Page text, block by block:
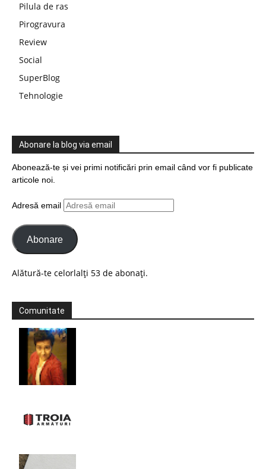
Pilula de ras
Pirogravura
Review
Social
SuperBlog
Tehnologie
Abonare la blog via email
Abonează-te și vei primi notificări prin email când vor fi publicate
articole noi.
Adresă email
Abonare
Alătură-te celorlalți 53 de abonați.
Comunitate